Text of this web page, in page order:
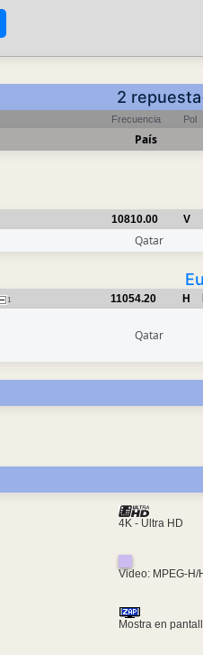
2
Frecuencia Pol
País
10810.00 V
Qatar
1 11054.20 H
Qatar
4K - Ultra HD
Video: MPEG-H/
Mostra en